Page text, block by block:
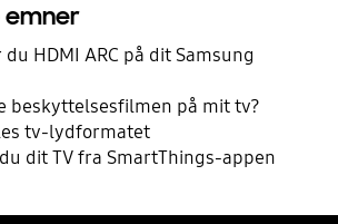
emner
HDMI ARC på dit Samsung
beskyttelsesfilmen på mit tv?
tv-lydformatet
dit TV fra SmartThings-appen